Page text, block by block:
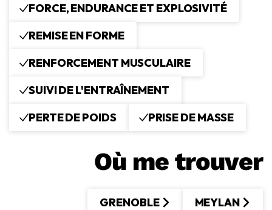
FORCE, ENDURANCE ET EXPLOSIVITÉ
REMISE EN FORME
RENFORCEMENT MUSCULAIRE
SUIVI DE L'ENTRAÎNEMENT
PERTE DE POIDS
PRISE DE MASSE
Où me trouver
GRENOBLE MEYLAN